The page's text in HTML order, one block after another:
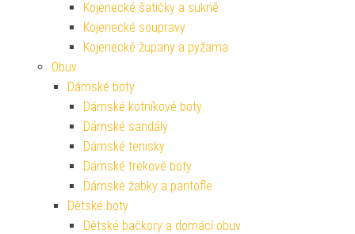
Kojenecké šatičky a sukně
Kojenecké soupravy
Kojenecké župany a pyžama
Obuv
Dámské boty
Dámské kotníkové boty
Dámské sandály
Dámské tenisky
Dámské trekové boty
Dámské žabky a pantofle
Dětské boty
Dětské bačkory a domácí obuv